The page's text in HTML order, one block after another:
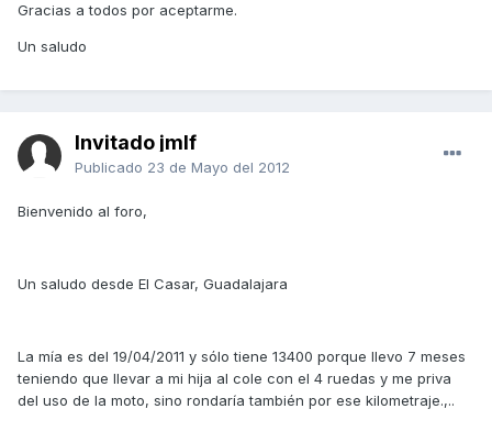
Gracias a todos por aceptarme.
Un saludo
Invitado jmlf
Publicado 23 de Mayo del 2012
Bienvenido al foro,
Un saludo desde El Casar, Guadalajara
La mía es del 19/04/2011 y sólo tiene 13400 porque llevo 7 meses
teniendo que llevar a mi hija al cole con el 4 ruedas y me priva
del uso de la moto, sino rondaría también por ese kilometraje.,..